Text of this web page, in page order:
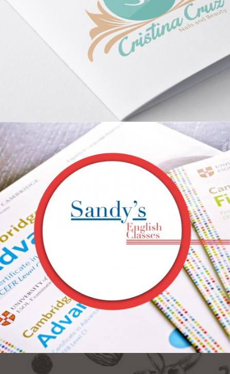
Diseño Gráfico / Diseño Web
PÁGINA WEB PARA ENGLISH TEACHER
SANDY
Diseño Gráfico / Diseño Web